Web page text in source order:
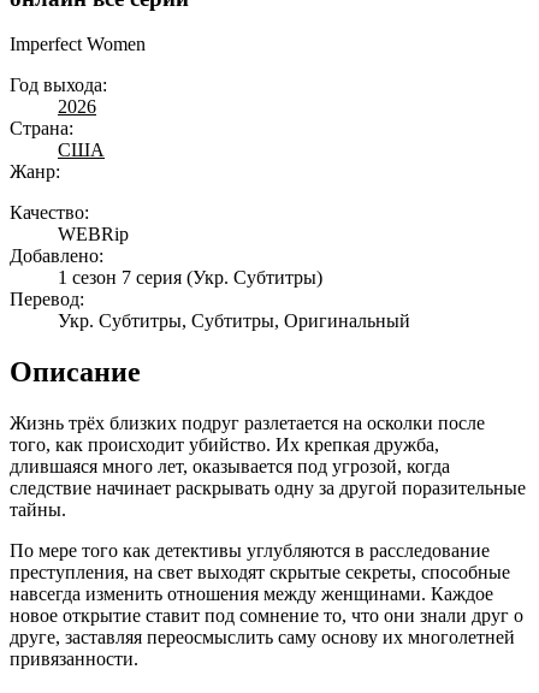
Imperfect Women
Год выхода:
2026
Страна:
США
Жанр:
Качество:
WEBRip
Добавлено:
1 сезон 7 серия (Укр. Субтитры)
Перевод:
Укр. Субтитры, Субтитры, Оригинальный
Описание
Жизнь трёх близких подруг разлетается на осколки после
того, как происходит убийство. Их крепкая дружба,
длившаяся много лет, оказывается под угрозой, когда
следствие начинает раскрывать одну за другой поразительные
тайны.
По мере того как детективы углубляются в расследование
преступления, на свет выходят скрытые секреты, способные
навсегда изменить отношения между женщинами. Каждое
новое открытие ставит под сомнение то, что они знали друг о
друге, заставляя переосмыслить саму основу их многолетней
привязанности.